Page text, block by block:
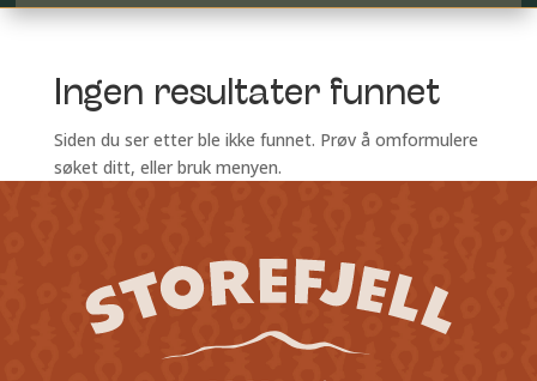
Ingen resultater funnet
Siden du ser etter ble ikke funnet. Prøv å omformulere
søket ditt, eller bruk menyen.